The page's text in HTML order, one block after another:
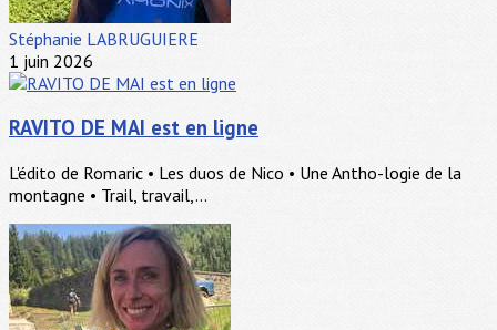
Stéphanie LABRUGUIERE
1 juin 2026
RAVITO DE MAI est en ligne
L'édito de Romaric • Les duos de Nico • Une Antho-logie de la
montagne • Trail, travail,...